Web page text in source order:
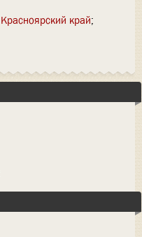
Красноярский край